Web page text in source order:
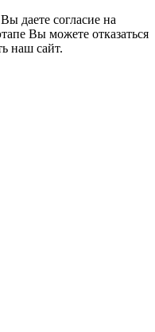
даете согласие на
Вы можете отказаться
наш сайт.